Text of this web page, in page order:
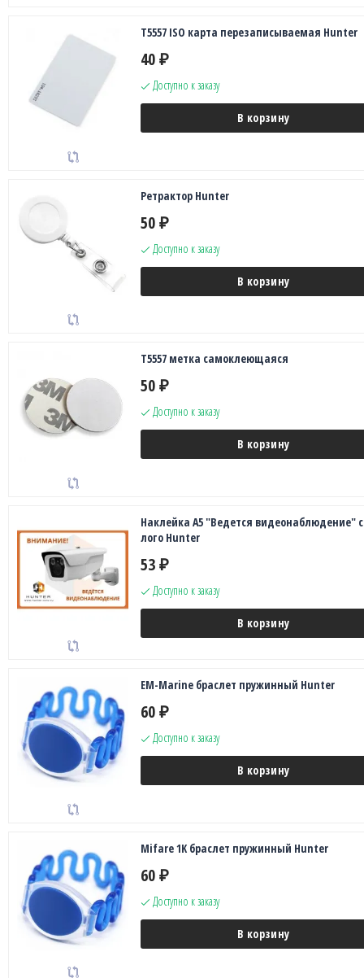
T5557 ISO карта перезаписываемая Hunter
40 ₽
Доступно к заказу
В корзину
Ретрактор Hunter
50 ₽
Доступно к заказу
В корзину
T5557 метка самоклеющаяся
50 ₽
Доступно к заказу
В корзину
Наклейка А5 "Ведется видеонаблюдение" с
лого Hunter
53 ₽
Доступно к заказу
В корзину
EM-Marine браслет пружинный Hunter
60 ₽
Доступно к заказу
В корзину
Mifare 1K браслет пружинный Hunter
60 ₽
Доступно к заказу
В корзину